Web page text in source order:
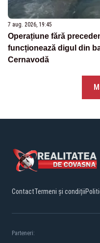
7 aug. 2026, 19:45
Operațiune fără
funcționează digul din
Cernavodă
ContactTermeni și condiții
Parteneri: